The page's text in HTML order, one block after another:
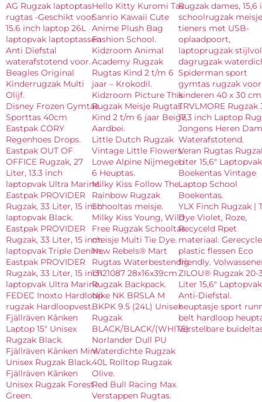
AG Rugzak laptoptas
rugtas -Geschikt voor
15.6 inch laptop 26L
laptopvak laptoptassen
Anti Diefstal
waterafstotend voor.
Beagles Original
Kinderrugzak Multi
Olijf.
Disney Frozen Gymtas
Sporttas 40cm
Eastpak CORY
Regenhoes Drops.
Eastpak OUT OF
OFFICE Rugzak, 27
Liter, 13.3 inch
laptopvak Ultra Marine.
Eastpak PROVIDER
Rugzak, 33 Liter, 15 inch
laptopvak Black.
Eastpak PROVIDER
Rugzak, 33 Liter, 15 inch
laptopvak Triple Denim.
Eastpak PROVIDER
Rugzak, 33 Liter, 15 inch
laptopvak Ultra Marine.
FEDEC Inoxto Hardloop
rugzak Hardloopvest.
Fjällräven Kånken
Laptop 15″ Unisex
Rugzak Black.
Fjällräven Kånken Mini
Unisex Rugzak Black.
Fjällräven Kånken
Unisex Rugzak Forest
Green.
Hello Kitty Kuromi Tas
Sanrio Kawaii Cute
Anime Plush Bag
Fashion School.
Kidzroom Animal
Academy Rugzak
Rugtas Kind 2 t/m 6
jaar – Krokodil.
Kidzroom Picture This
Rugzak Meisje Rugtas
Kind 2 t/m 6 jaar Beige
Aardbei.
Little Dutch Rugzak
Vintage Little Flowers.
Lowe Alpine Nijmegen
6 Heuptas.
Milky Kiss Follow The
Rainbow Rugzak
Schooltas meisje.
Milky Kiss Young, Wild
Free Rugzak Schooltas
meisje Multi Tie Dye.
New Rebels® Mart
Rugtas Waterbestendig
13121087 28x16x39cm
Rugzak Backpack.
Nike NK BRSLA M
BKPK 9.5 (24L) Unisex
Rugzak
BLACK/BLACK/(WHITE).
Norlander Dull PU
Waterdichte Rugzak
40L Rolltop Rugzak
Olive.
Red Bull Racing Max
Verstappen Rugtas.
Rugzak dames, 15,6
schoolrugzak
tieners met USB-
oplaadpoort,
laptoprugzak
dagrugzak
Spiderman sport
gymtas rugzak voor
kinderen 40 x 30
TRVLMORE Rugzak
17,3 inch Laptop
Jongens Heren
Waterafstotend.
Veran Rugtas
Liter 15,6″ Laptopvak
Boekentas Vintage
Laptop School
Boekentas.
YLX Finch Rugzak |
Dye Violet, Roze,
Recyceld Rpet
materiaal.
plastic flessen Eco
friendly.
ZILOU® Rugzak 20-
Liter 15,6″ Laptopvak
Anti-Diefstal.
heuptasje sport
belt hardloop
verstelbare